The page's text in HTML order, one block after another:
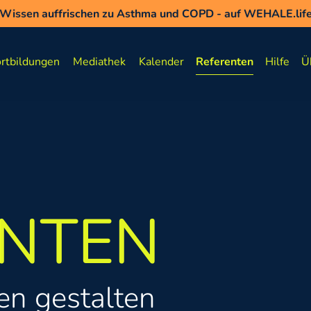
Informationsportal Critical Care Solutions – für Sie
Informationsportal Critical Care Solutions – für Sie und
auffrischen zu Asthma und COPD - auf
Mediathek Kalender Referenten Hilfe
gestalten